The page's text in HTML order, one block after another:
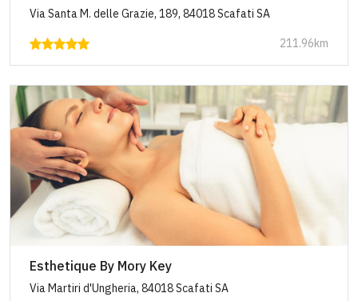
Via Santa M. delle Grazie, 189, 84018 Scafati SA
211.96km
Esthetique By Mory Key
Via Martiri d'Ungheria, 84018 Scafati SA